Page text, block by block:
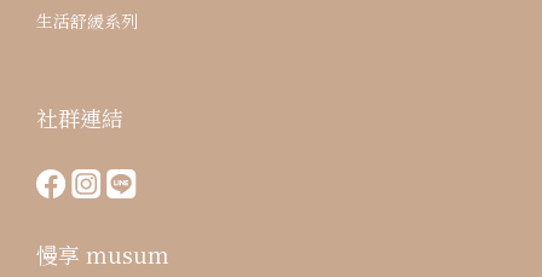
生活舒緩系列
社群連結
慢享 musum